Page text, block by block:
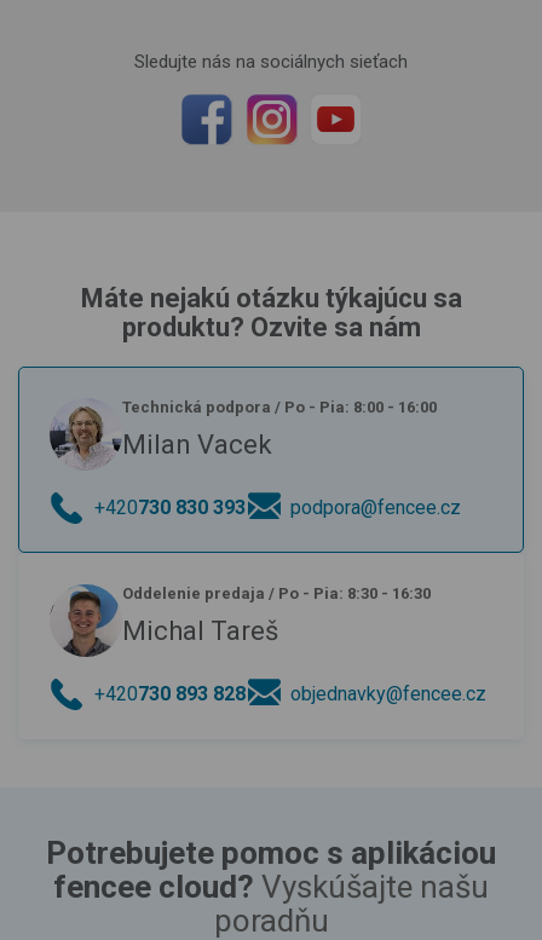
Sledujte nás na sociálnych sieťach
Máte nejakú otázku týkajúcu sa
produktu? Ozvite sa nám
Technická podpora / Po - Pia: 8:00 - 16:00
Milan Vacek
+420730 830 393 podpora@fencee.cz
Oddelenie predaja / Po - Pia: 8:30 - 16:30
Michal Tareš
+420730 893 828 objednavky@fencee.cz
Potrebujete pomoc s aplikáciou
fencee cloud? Vyskúšajte našu
poradňu